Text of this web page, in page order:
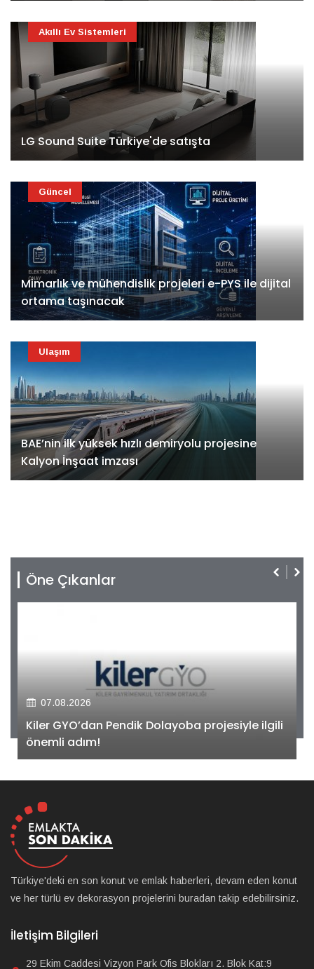
LG Sound Suite Türkiye'de satışta
Akıllı Ev Sistemleri
Mimarlık ve mühendislik projeleri e-PYS ile dijital
ortama taşınacak
Güncel
BAE’nin ilk yüksek hızlı demiryolu projesine
Kalyon İnşaat imzası
Ulaşım
Öne Çıkanlar
07.08.2026
Kiler GYO’dan Pendik Dolayoba projesiyle ilgili
önemli adım!
Türkiye'deki en son konut ve emlak haberleri, devam eden konut
ve her türlü ev dekorasyon projelerini buradan takip edebilirsiniz.
İletişim Bilgileri
29 Ekim Caddesi Vizyon Park Ofis Blokları 2. Blok Kat:9